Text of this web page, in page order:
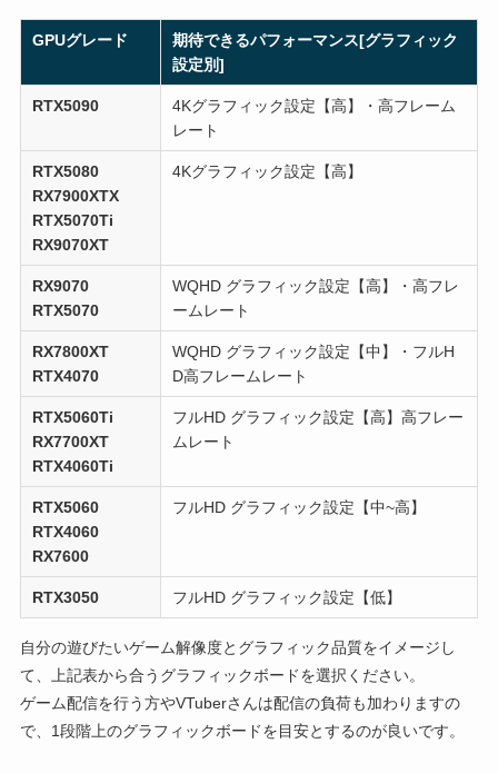
GPUグレード
期待できるパフォーマンス[グラフィック
設定別]
RTX5090
4Kグラフィック設定【高】・高フレーム
レート
RTX5080
RX7900XTX
RTX5070Ti
RX9070XT
4Kグラフィック設定【高】
RX9070
RTX5070
WQHD グラフィック設定【高】・高フレ
ームレート
RX7800XT
RTX4070
WQHD グラフィック設定【中】・フルH
D高フレームレート
RTX5060Ti
RX7700XT
RTX4060Ti
フルHD グラフィック設定【高】高フレー
ムレート
RTX5060
RTX4060
RX7600
フルHD グラフィック設定【中~高】
RTX3050 フルHD グラフィック設定【低】
自分の遊びたいゲーム解像度とグラフィック品質をイメージし
て、上記表から合うグラフィックボードを選択ください。
ゲーム配信を行う方やVTuberさんは配信の負荷も加わりますの
で、1段階上のグラフィックボードを目安とするのが良いです。